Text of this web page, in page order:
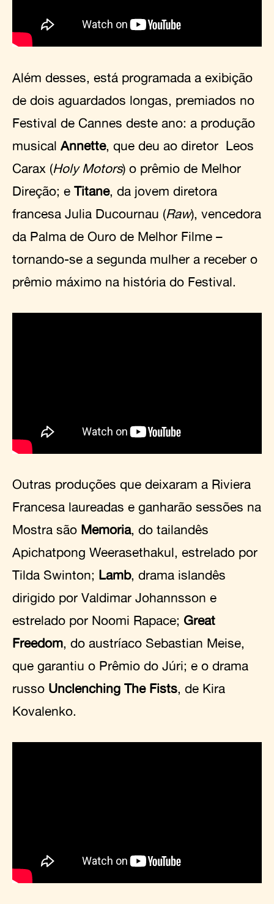
Além desses, está programada a exibição
de dois aguardados longas, premiados no
Festival de Cannes deste ano: a produção
musical Annette, que deu ao diretor Leos
Carax (Holy Motors) o prêmio de Melhor
Direção; e Titane, da jovem diretora
francesa Julia Ducournau (Raw), vencedora
da Palma de Ouro de Melhor Filme –
tornando-se a segunda mulher a receber o
prêmio máximo na história do Festival.
Outras produções que deixaram a Riviera
Francesa laureadas e ganharão sessões na
Mostra são Memoria, do tailandês
Apichatpong Weerasethakul, estrelado por
Tilda Swinton; Lamb, drama islandês
dirigido por Valdimar Johannsson e
estrelado por Noomi Rapace; Great
Freedom, do austríaco Sebastian Meise,
que garantiu o Prêmio do Júri; e o drama
russo Unclenching The Fists, de Kira
Kovalenko.